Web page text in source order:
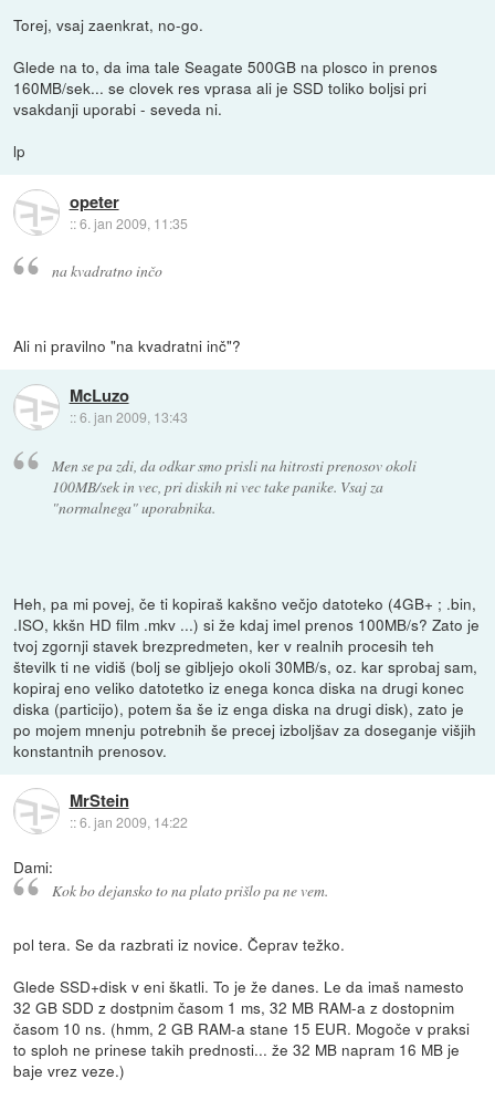
Torej, vsaj zaenkrat, no-go.
Glede na to, da ima tale Seagate 500GB na plosco in prenos
160MB/sek... se clovek res vprasa ali je SSD toliko boljsi pri
vsakdanji uporabi - seveda ni.
lp
opeter
::6. jan 2009, 11:35
na kvadratno inčo
Ali ni pravilno "na kvadratni inč"?
McLuzo
::6. jan 2009, 13:43
Men se pa zdi, da odkar smo prisli na hitrosti prenosov okoli
100MB/sek in vec, pri diskih ni vec take panike. Vsaj za
"normalnega" uporabnika.
Heh, pa mi povej, če ti kopiraš kakšno večjo datoteko (4GB+ ; .bin,
.ISO, kkšn HD film .mkv ...) si že kdaj imel prenos 100MB/s? Zato je
tvoj zgornji stavek brezpredmeten, ker v realnih procesih teh
številk ti ne vidiš (bolj se gibljejo okoli 30MB/s, oz. kar sprobaj sam,
kopiraj eno veliko datotetko iz enega konca diska na drugi konec
diska (particijo), potem ša še iz enga diska na drugi disk), zato je
po mojem mnenju potrebnih še precej izboljšav za doseganje višjih
konstantnih prenosov.
MrStein
::6. jan 2009, 14:22
Dami:
Kok bo dejansko to na plato prišlo pa ne vem.
pol tera. Se da razbrati iz novice. Čeprav težko.
Glede SSD+disk v eni škatli. To je že danes. Le da imaš namesto
32 GB SDD z dostpnim časom 1 ms, 32 MB RAM-a z dostopnim
časom 10 ns. (hmm, 2 GB RAM-a stane 15 EUR. Mogoče v praksi
to sploh ne prinese takih prednosti... že 32 MB napram 16 MB je
baje vrez veze.)